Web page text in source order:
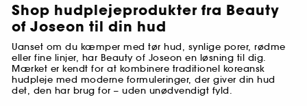
Shop hudplejeprodukter fra Beauty
of Joseon til din hud
Uanset om du kæmper med tør hud, synlige porer, rødme
eller fine linjer, har Beauty of Joseon en løsning til dig.
Mærket er kendt for at kombinere traditionel koreansk
hudpleje med moderne formuleringer, der giver din hud
det, den har brug for – uden unødvendigt fyld.